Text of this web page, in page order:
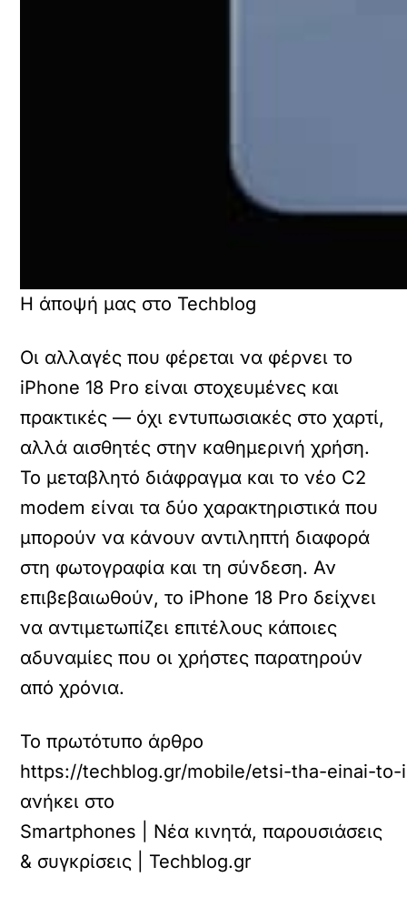
Η άποψή μας στο Techblog
Οι αλλαγές που φέρεται να φέρνει το
iPhone 18 Pro είναι στοχευμένες και
πρακτικές — όχι εντυπωσιακές στο χαρτί,
αλλά αισθητές στην καθημερινή χρήση.
Το μεταβλητό διάφραγμα και το νέο C2
modem είναι τα δύο χαρακτηριστικά που
μπορούν να κάνουν αντιληπτή διαφορά
στη φωτογραφία και τη σύνδεση. Αν
επιβεβαιωθούν, το iPhone 18 Pro δείχνει
να αντιμετωπίζει επιτέλους κάποιες
αδυναμίες που οι χρήστες παρατηρούν
από χρόνια.
Το πρωτότυπο άρθρο
https://techblog.gr/mobile/etsi-tha-einai-
ανήκει στο
Smartphones | Νέα κινητά, παρουσιάσεις
& συγκρίσεις | Techblog.gr